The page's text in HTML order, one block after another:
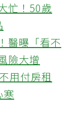
忙！50歲
醫曝「看不
險大增
用付房租
寒